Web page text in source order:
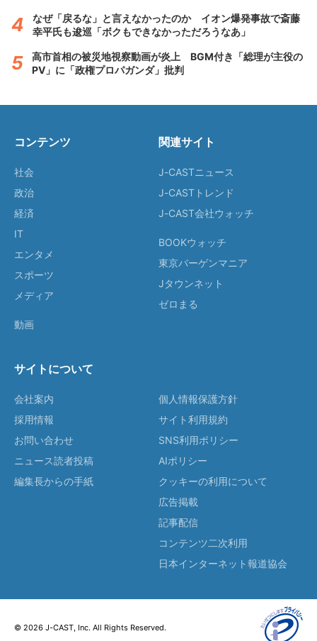
なぜ「戻るな」と言えなかったのか イオン爆発事故で斎藤
幸平氏も逡巡「ボクもできなかっただろうなあ」
高市首相の被災地視察動画が炎上 BGM付き「総理が主役の
PV」に「政権プロパガンダ」批判
コンテンツ
社会
政治
経済
IT
エンタメ
スポーツ
メディア
動画
関連サイト
J-CASTニュース
J-CASTトレンド
J-CAST会社ウォッチ
BOOKウォッチ
東京バーゲンマニア
Jタウンネット
ゼロまる
サイトについて
会社案内
採用情報
お問い合わせ
ニュース読者投稿
編集長からの手紙
個人情報保護方針
サイト利用規約
SNS利用ポリシー
AIポリシー
クッキーの利用について
広告掲載
記事配信
コンテンツ二次利用
日本インターネット報道協会
© 2026 J-CAST, Inc. All Rights Reserved.